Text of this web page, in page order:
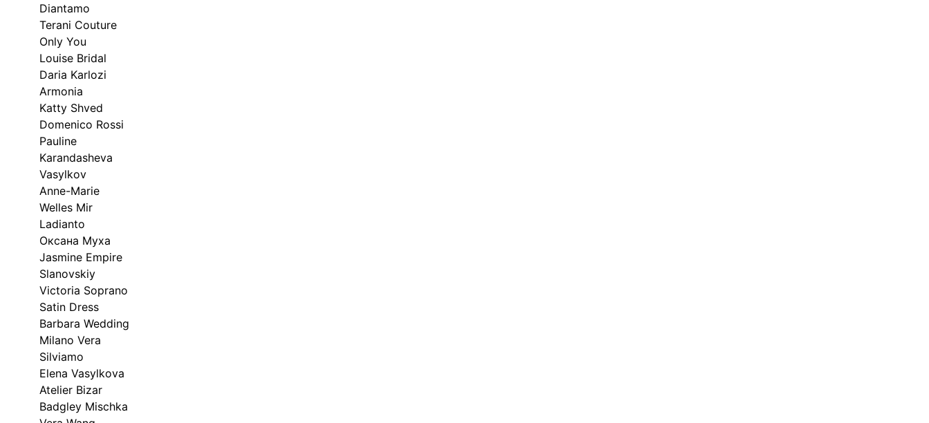
Diantamo
Terani Couture
Only You
Louise Bridal
Daria Karlozi
Armonia
Katty Shved
Domenico Rossi
Pauline
Karandasheva
Vasylkov
Anne-Marie
Welles Mir
Ladianto
Оксана Муха
Jasmine Empire
Slanovskiy
Victoria Soprano
Satin Dress
Barbara Wedding
Milano Vera
Silviamo
Elena Vasylkova
Atelier Bizar
Badgley Mischka